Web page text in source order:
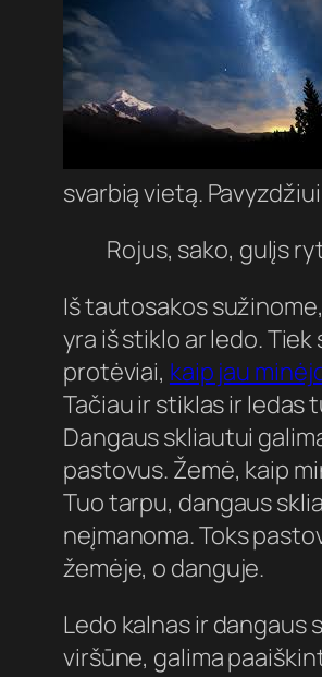
svarbią vietą.
Rojus, sako, gulįs
Iš tautosakos
yra iš stiklo ar ledo.
protėviai, kaip jau
Tačiau ir stiklas ir ledas
Dangaus skliautui
pastovus. Žemė, kaip
Tuo tarpu, dangaus
neįmanoma. Toks
žemėje, o danguje.
Ledo kalnas ir dangaus
viršūne, galima